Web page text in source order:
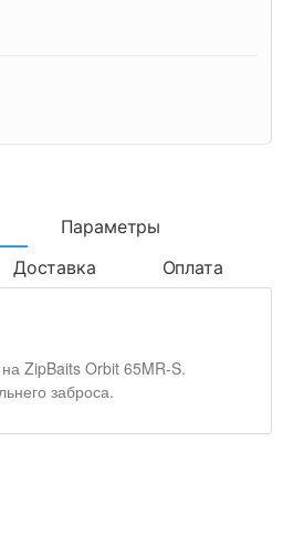
Параметры
Доставка Оплата
ZipBaits Orbit 65MR-S.
заброса.